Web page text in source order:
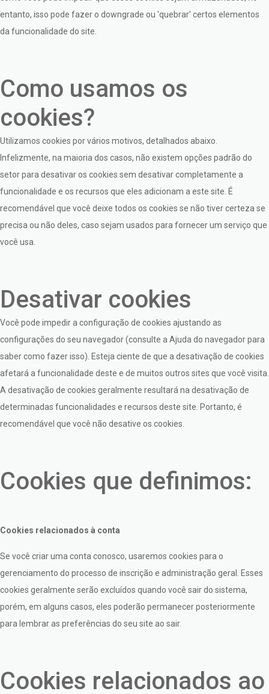
entanto, isso pode fazer o downgrade ou 'quebrar' certos elementos
da funcionalidade do site.
Como usamos os
cookies?
Utilizamos cookies por vários motivos, detalhados abaixo.
Infelizmente, na maioria dos casos, não existem opções padrão do
setor para desativar os cookies sem desativar completamente a
funcionalidade e os recursos que eles adicionam a este site. É
recomendável que você deixe todos os cookies se não tiver certeza se
precisa ou não deles, caso sejam usados para fornecer um serviço que
você usa.
Desativar cookies
Você pode impedir a configuração de cookies ajustando as
configurações do seu navegador (consulte a Ajuda do navegador para
saber como fazer isso). Esteja ciente de que a desativação de cookies
afetará a funcionalidade deste e de muitos outros sites que você visita.
A desativação de cookies geralmente resultará na desativação de
determinadas funcionalidades e recursos deste site. Portanto, é
recomendável que você não desative os cookies.
Cookies que definimos:
Cookies relacionados à conta
Se você criar uma conta conosco, usaremos cookies para o
gerenciamento do processo de inscrição e administração geral. Esses
cookies geralmente serão excluídos quando você sair do sistema,
porém, em alguns casos, eles poderão permanecer posteriormente
para lembrar as preferências do seu site ao sair.
Cookies relacionados ao